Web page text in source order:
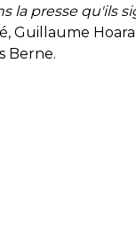
la presse qu'ils
Guillaume
Berne.